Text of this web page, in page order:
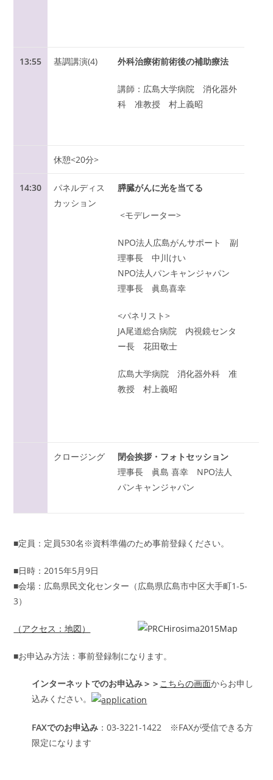
13:55 基調講演(4) 外科治療術前術後の補助療法
講師：広島大学病院 消化器外
科 准教授 村上義昭
休憩<20分>
14:30
パネルディス
カッション
膵臓がんに光を当てる
<モデレーター>
NPO法人広島がんサポート 副
理事長 中川けい
NPO法人パンキャンジャパン
理事長 眞島喜幸
<パネリスト>
JA尾道総合病院 内視鏡センタ
ー長 花田敬士
広島大学病院 消化器外科 准
教授 村上義昭
クロージング
閉会挨拶・フォトセッション
理事長 眞島 喜幸 NPO法人
パンキャンジャパン
■定員：定員530名※資料準備のため事前登録ください。
■日時：2015年5月9日
■会場：広島県民文化センター（広島県広島市中区大手町1-5-
3）
（アクセス：地図）
■お申込み方法：事前登録制になります。
インターネットでのお申込み＞＞ こちらの画面からお申し
込みください。
FAXでのお申込み ：03-3221-1422 ※FAXが受信できる方
限定になります